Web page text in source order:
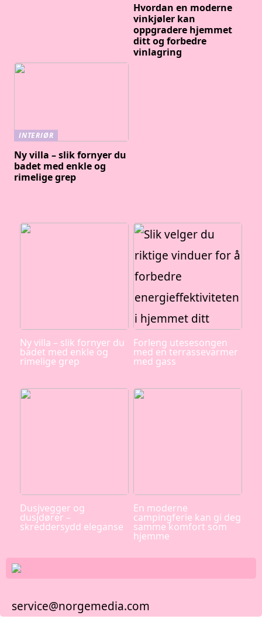
Hvordan en moderne
vinkjøler kan
oppgradere hjemmet
ditt og forbedre
vinlagring
INTERIØR
Ny villa – slik fornyer du
badet med enkle og
rimelige grep
Ny villa – slik fornyer du
badet med enkle og
rimelige grep
Forleng utesesongen
med en terrassevarmer
med gass
Dusjvegger og
dusjdører –
skreddersydd eleganse
En moderne
campingferie kan gi deg
samme komfort som
hjemme
service@norgemedia.com